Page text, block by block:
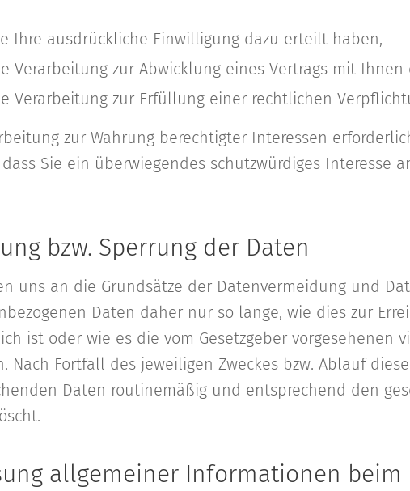
Ihre ausdrückliche Einwilligung dazu erteilt haben,
Verarbeitung zur Abwicklung eines Vertrags mit
Verarbeitung zur Erfüllung einer rechtlichen
zur Wahrung berechtigter Interessen
Sie ein überwiegendes schutzwürdiges Interesse
bzw. Sperrung der Daten
uns an die Grundsätze der Datenvermeidung und
Daten daher nur so lange, wie dies zur
ist oder wie es die vom Gesetzgeber vorgesehenen
Nach Fortfall des jeweiligen Zweckes bzw. Ablauf
Daten routinemäßig und entsprechend den
allgemeiner Informationen beim